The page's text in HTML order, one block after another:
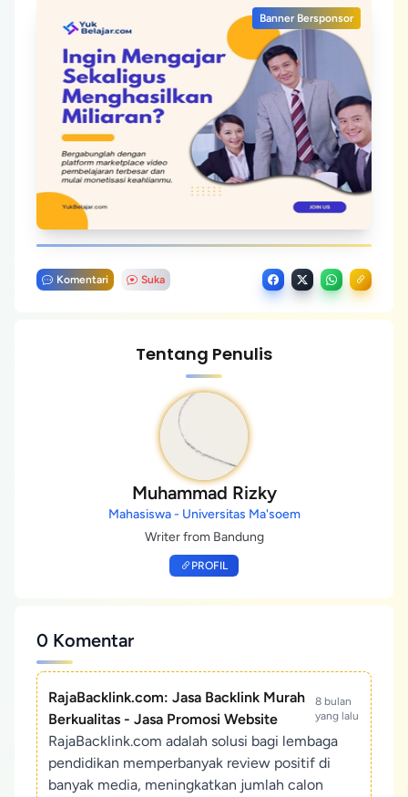
Banner Bersponsor
Komentari Suka
Tentang Penulis
Muhammad Rizky
Mahasiswa - Universitas Ma'soem
Writer from Bandung
PROFIL
0 Komentar
RajaBacklink.com: Jasa Backlink Murah
Berkualitas - Jasa Promosi Website
8 bulan
yang lalu
RajaBacklink.com adalah solusi bagi lembaga
pendidikan memperbanyak review positif di
banyak media, meningkatkan jumlah calon